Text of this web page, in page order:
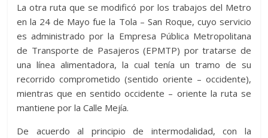
La otra ruta que se modificó por los trabajos del Metro
en la 24 de Mayo fue la Tola – San Roque, cuyo servicio
es administrado por la Empresa Pública Metropolitana
de Transporte de Pasajeros (EPMTP) por tratarse de
una línea alimentadora, la cual tenía un tramo de su
recorrido comprometido (sentido oriente – occidente),
mientras que en sentido occidente – oriente la ruta se
mantiene por la Calle Mejía.
De acuerdo al principio de intermodalidad, con la